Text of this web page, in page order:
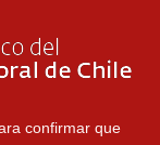
confirmar que